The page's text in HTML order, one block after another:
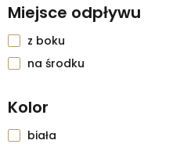
Miejsce odpływu
z boku
na środku
Kolor
biała